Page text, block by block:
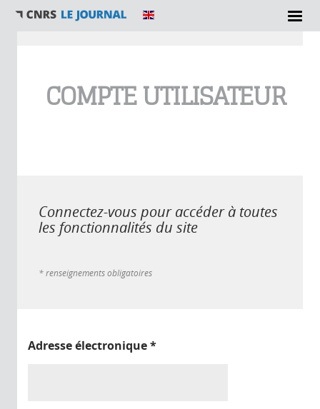
COMPTE UTILISATEUR
Connectez-vous pour accéder à toutes
les fonctionnalités du site
* renseignements obligatoires
Adresse électronique*